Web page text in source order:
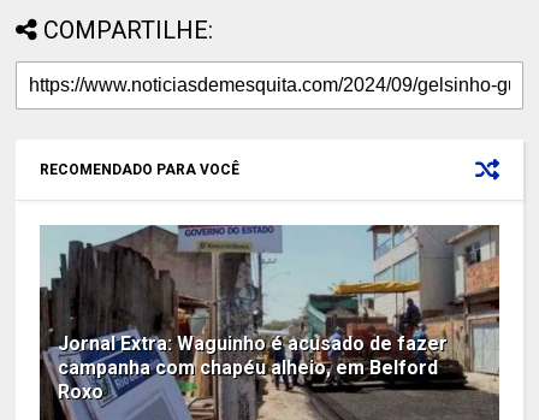
COMPARTILHE:
RECOMENDADO PARA VOCÊ
Jornal Extra: Waguinho é acusado de fazer
campanha com chapéu alheio, em Belford
Roxo